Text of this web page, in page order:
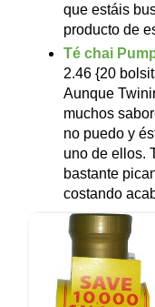
que estáis
producto de
Té chai
2.46 {20
Aunque
muchos
no puedo y
uno de ellos.
bastante
costando